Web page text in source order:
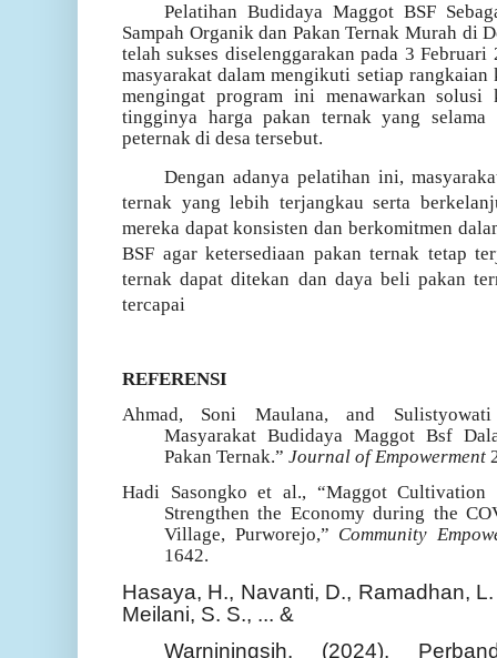
Pelatihan Budidaya Maggot BSF
Sampah Organik dan Pakan Ternak Murah di
telah sukses diselenggarakan pada 3
masyarakat dalam mengikuti setiap
mengingat program ini menawarkan solusi
tingginya harga pakan ternak yang
peternak di desa tersebut.
Dengan adanya pelatihan ini,
ternak yang lebih terjangkau serta
mereka dapat konsisten dan berkomitmen
BSF agar ketersediaan pakan ternak tetap
ternak dapat ditekan dan daya beli pakan
tercapai
REFERENSI
Ahmad, Soni Maulana, and Sulistyowati
Masyarakat Budidaya Maggot Bsf
Pakan Ternak.” Journal of Empowerment
Hadi Sasongko et al., “Maggot
Strengthen the Economy during the
Village, Purworejo,” Community
1642.
Hasaya, H., Navanti, D., Ramadhan,
Meilani, S. S., ... &
Warniningsih. (2024).